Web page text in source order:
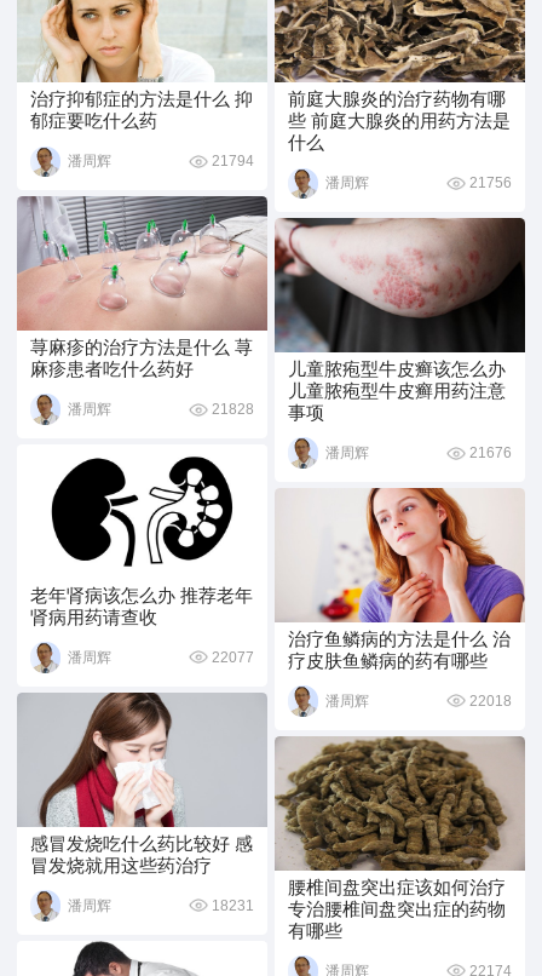
治疗抑郁症的方法是什么 抑
郁症要吃什么药
潘周辉 21794
荨麻疹的治疗方法是什么 荨
麻疹患者吃什么药好
潘周辉 21828
老年肾病该怎么办 推荐老年
肾病用药请查收
潘周辉 22077
感冒发烧吃什么药比较好 感
冒发烧就用这些药治疗
潘周辉 18231
前庭大腺炎的治疗药物有哪
些 前庭大腺炎的用药方法是
什么
潘周辉 21756
儿童脓疱型牛皮癣该怎么办
儿童脓疱型牛皮癣用药注意
事项
潘周辉 21676
治疗鱼鳞病的方法是什么 治
疗皮肤鱼鳞病的药有哪些
潘周辉 22018
腰椎间盘突出症该如何治疗
专治腰椎间盘突出症的药物
有哪些
潘周辉 22174